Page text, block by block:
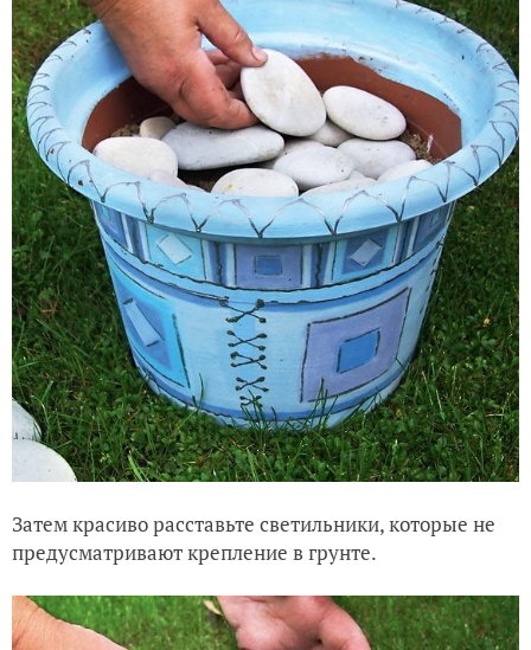
Затем красиво расставьте светильники, которые не
предусматривают крепление в грунте.